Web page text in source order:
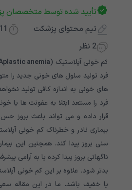
تأیید شده توسط متخصصان
تیم محتوای پزشکت
11
2 نظر
کم خونی آپلاستیک (anemia
فرد تولید سلول های خونی جدید را
های خونی به اندازه کافی تولید
فرد را مستعد ابتلا به عفونت ها یا
قرار داده و می تواند باعث بروز
بیماری نادر و خطرناک کم خونی
سنی بروز پیدا کند. همچنین این
ناگهانی بروز پیدا کرده یا به آرامی
بدتر شود. علاوه بر این کم خونی
یا خفیف باشد. ما در این مقاله